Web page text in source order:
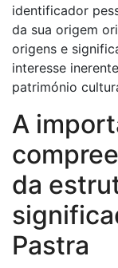
identificador
da sua origem
origens e
interesse
património
A
da
Pastra